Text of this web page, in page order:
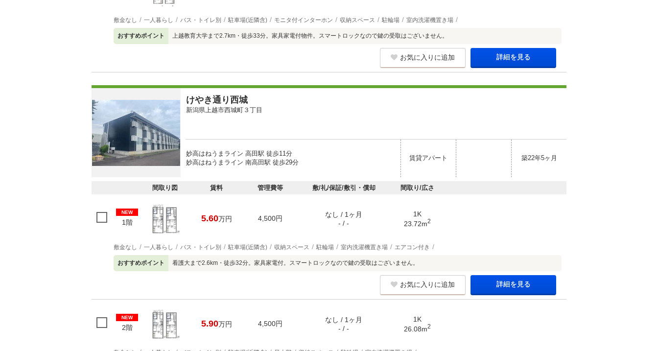
敷金なし 一人暮らし バス・トイレ別 駐車場(近隣含) モニタ付インターホン 収納スペース 駐輪場 室内洗濯機置き場
おすすめポイント 上越教育大学まで2.7km・徒歩33分。家具家電付物件。スマートロックなので鍵の受取はございません。
お気に入りに追加 詳細を見る
けやき通り西城
新潟県上越市西城町３丁目
妙高はねうまライン 高田駅 徒歩11分
妙高はねうまライン 南高田駅 徒歩29分
賃貸アパート 築22年5ヶ月
間取り図 賃料 管理費等 敷/礼/保証/敷引・償却 間取り/広さ
NEW
1階 5.60万円 4,500円
なし / 1ヶ月
- / -
1K
23.72m2
敷金なし 一人暮らし バス・トイレ別 駐車場(近隣含) 収納スペース 駐輪場 室内洗濯機置き場 エアコン付き
おすすめポイント 看護大まで2.6km・徒歩32分。家具家電付。スマートロックなので鍵の受取はございません。
お気に入りに追加 詳細を見る
NEW
2階 5.90万円 4,500円
なし / 1ヶ月
- / -
1K
26.08m2